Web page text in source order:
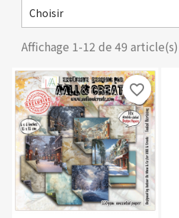
Choisir
Affichage 1-12 de 49 article(s)
favorite_border